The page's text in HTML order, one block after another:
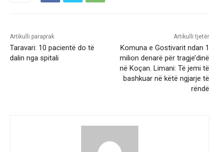
Artikulli paraprak
Taravari: 10 pacientë do të
dalin nga spitali
Artikulli tjetër
Komuna e Gostivarit ndan 1
milion denarë për tragje’dinë
në Koçan. Limani: Të jemi të
bashkuar në këtë ngjarje të
rëndë